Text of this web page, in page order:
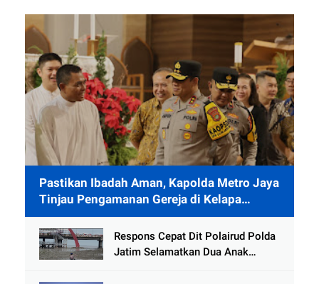
Pastikan Ibadah Aman, Kapolda Metro Jaya
Tinjau Pengamanan Gereja di Kelapa
Gading
Respons Cepat Dit Polairud Polda
Jatim Selamatkan Dua Anak